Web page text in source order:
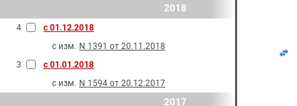
2018
4
с 01.12.2018
с изм. N 1391 от 20.11.2018
3
с 01.01.2018
с изм. N 1594 от 20.12.2017
2017